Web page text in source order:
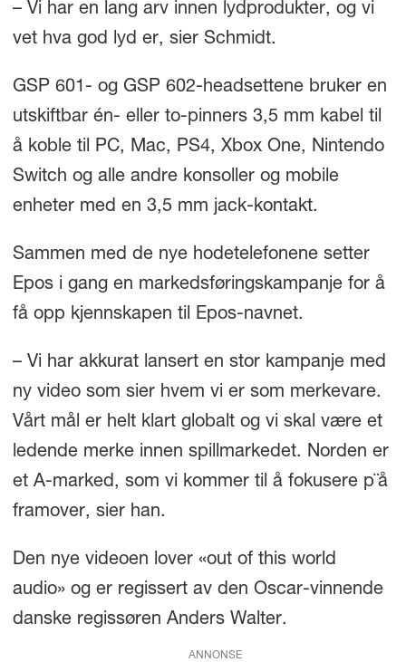
– Vi har en lang arv innen lydprodukter, og vi
vet hva god lyd er, sier Schmidt.
GSP 601- og GSP 602-headsettene bruker en
utskiftbar én- eller to-pinners 3,5 mm kabel til
å koble til PC, Mac, PS4, Xbox One, Nintendo
Switch og alle andre konsoller og mobile
enheter med en 3,5 mm jack-kontakt.
Sammen med de nye hodetelefonene setter
Epos i gang en markedsføringskampanje for å
få opp kjennskapen til Epos-navnet.
– Vi har akkurat lansert en stor kampanje med
ny video som sier hvem vi er som merkevare.
Vårt mål er helt klart globalt og vi skal være et
ledende merke innen spillmarkedet. Norden er
et A-marked, som vi kommer til å fokusere p¨å
framover, sier han.
Den nye videoen lover «out of this world
audio» og er regissert av den Oscar-vinnende
danske regissøren Anders Walter.
ANNONSE